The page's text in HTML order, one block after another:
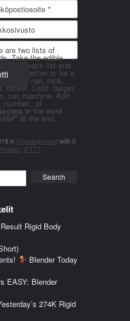
*
are two lists of
Take the edible
from each list and
together to for a
List 1: nail, rock,
rocket. List2: burger,
car, machine. Add
of
in the word
at the end.
in Uncategorized with0
IFTTT
Rigid Body
Blender Today
EASY: Blender
274K Rigid